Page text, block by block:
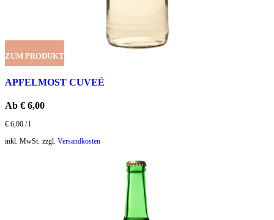
ZUM PRODUKT
APFELMOST CUVEÉ
Ab € 6,00
€ 6,00 /l
inkl. MwSt. zzgl. Versandkosten